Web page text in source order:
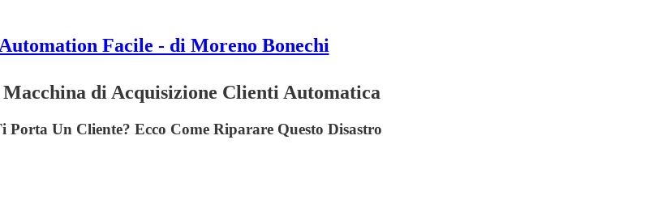
Facile - di Moreno Bonechi
Macchina di Acquisizione Clienti Automatica
Un Cliente? Ecco Come Riparare Questo Disastro